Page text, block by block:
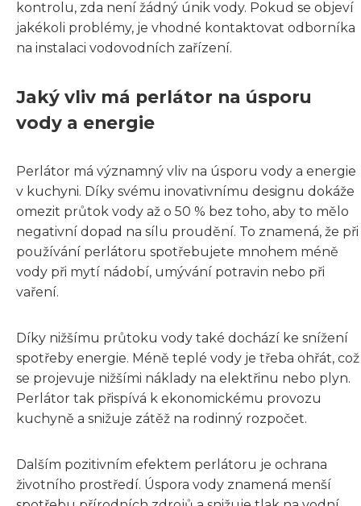
kontrolu, zda není žádný únik vody. Pokud se objeví
jakékoli problémy, je vhodné kontaktovat odborníka
na instalaci vodovodních zařízení.
Jaký vliv má perlátor na úsporu
vody a energie
Perlátor má významný vliv na úsporu vody a energie
v kuchyni. Díky svému inovativnímu designu dokáže
omezit průtok vody až o 50 % bez toho, aby to mělo
negativní dopad na sílu proudění. To znamená, že při
používání perlátoru spotřebujete mnohem méně
vody při mytí nádobí, umývání potravin nebo při
vaření.
Díky nižšímu průtoku vody také dochází ke snížení
spotřeby energie. Méně teplé vody je třeba ohřát, což
se projevuje nižšími náklady na elektřinu nebo plyn.
Perlátor tak přispívá k ekonomickému provozu
kuchyně a snižuje zátěž na rodinný rozpočet.
Dalším pozitivním efektem perlátoru je ochrana
životního prostředí. Úspora vody znamená menší